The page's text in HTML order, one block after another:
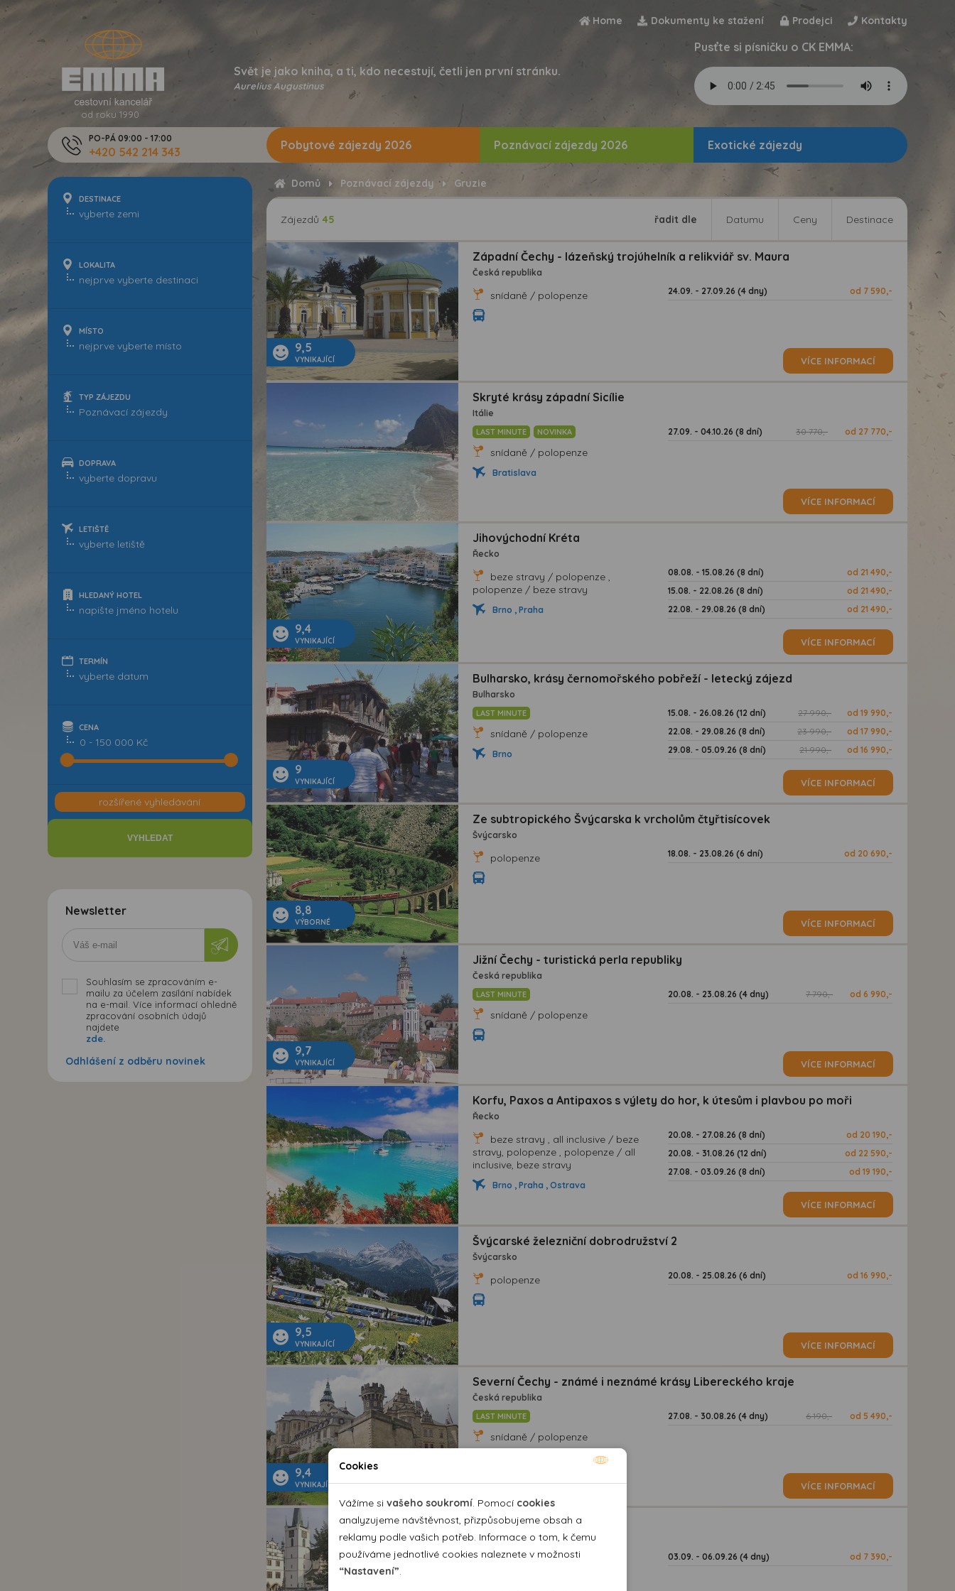
Home Dokumenty ke stažení Prodejci Kontakty
od roku 1990
Svět je jako kniha, a ti, kdo necestují, četli jen první stránku.
Aurelius Augustinus
Pusťte si písničku o CK EMMA:
PO-PÁ 09:00 - 17:00
+420 542 214 343
DESTINACE
LOKALITA
MÍSTO
TYP ZÁJEZDU
DOPRAVA
LETIŠTĚ
HLEDANÝ HOTEL
TERMÍN
CENA
0 - 150 000 Kč
rozšířené vyhledávání
Newsletter
Souhlasím se zpracováním e-
mailu za účelem zasílání nabídek
na e-mail. Více informací ohledně
zpracování osobních údajů
najdete
zde.
Odhlášení z odběru novinek
Pobytové zájezdy 2026 Poznávací zájezdy 2026 Exotické zájezdy
Domů Poznávací zájezdy Gruzie
Zájezdů 45 řadit dle Datumu Ceny Destinace
9,5
VYNIKAJÍCÍ
Západní Čechy - lázeňský trojúhelník a relikviář sv. Maura
Česká republika
snídaně / polopenze 24.09. - 27.09.26 (4 dny) od 7 590,-
VÍCE INFORMACÍ
Skryté krásy západní Sicílie
Itálie
LAST MINUTE NOVINKA
snídaně / polopenze
Bratislava
27.09. - 04.10.26 (8 dní) 30 770,- od 27 770,-
VÍCE INFORMACÍ
9,4
VYNIKAJÍCÍ
Jihovýchodní Kréta
Řecko
beze stravy / polopenze ,
polopenze / beze stravy
Brno , Praha
08.08. - 15.08.26 (8 dní)
od 21 490,-
15.08. - 22.08.26 (8 dní)
od 21 490,-
22.08. - 29.08.26 (8 dní)
od 21 490,-
VÍCE INFORMACÍ
9
VYNIKAJÍCÍ
Bulharsko, krásy černomořského pobřeží - letecký zájezd
Bulharsko
LAST MINUTE
snídaně / polopenze
Brno
15.08. - 26.08.26 (12 dní) 27 990,-
od 19 990,-
22.08. - 29.08.26 (8 dní)
23 990,-
od 17 990,-
29.08. - 05.09.26 (8 dní)
21 990,- od 16 990,-
VÍCE INFORMACÍ
8,8
VÝBORNÉ
Ze subtropického Švýcarska k vrcholům čtyřtisícovek
Švýcarsko
polopenze 18.08. - 23.08.26 (6 dní) od 20 690,-
VÍCE INFORMACÍ
9,7
VYNIKAJÍCÍ
Jižní Čechy - turistická perla republiky
Česká republika
LAST MINUTE
snídaně / polopenze
20.08. - 23.08.26 (4 dny) 7 790,- od 6 990,-
VÍCE INFORMACÍ
Korfu, Paxos a Antipaxos s výlety do hor, k útesům i plavbou po moři
Řecko
beze stravy , all inclusive / beze
stravy, polopenze , polopenze / all
inclusive, beze stravy
Brno , Praha , Ostrava
20.08. - 27.08.26 (8 dní)
od 20 190,-
20.08. - 31.08.26 (12 dní)
od 22 590,-
27.08. - 03.09.26 (8 dní)
od 19 190,-
VÍCE INFORMACÍ
9,5
VYNIKAJÍCÍ
Švýcarské železniční dobrodružství 2
Švýcarsko
polopenze 20.08. - 25.08.26 (6 dní) od 16 990,-
VÍCE INFORMACÍ
9,4
VYNIKAJÍCÍ
Severní Čechy - známé i neznámé krásy Libereckého kraje
Česká republika
LAST MINUTE
snídaně / polopenze
27.08. - 30.08.26 (4 dny) 6 190,- od 5 490,-
VÍCE INFORMACÍ
České středohoří
Česká republika
snídaně / polopenze 03.09. - 06.09.26 (4 dny) od 7 390,-
Cookies
Vážíme si vašeho soukromí. Pomocí cookies
analyzujeme návštěvnost, přizpůsobujeme obsah a
reklamy podle vašich potřeb. Informace o tom, k čemu
používáme jednotlivé cookies naleznete v možnosti
“Nastavení”.
Nutné cookies pomáhají, aby byla webová stránka
použitelná tak, že umožní základní funkce jako navigace
stránky a přístup k zabezpečeným sekcím webové stránky.
Webová stránka nemůže správně fungovat bez těchto
cookies.